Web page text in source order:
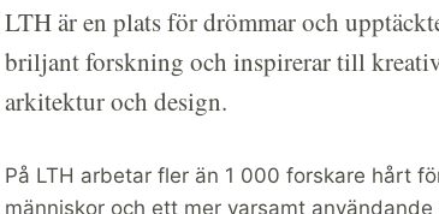
LTH är en plats för drömmar och
briljant forskning och inspirerar till
arkitektur och design.
På LTH arbetar fler än 1 000 forskare hårt
människor och ett mer varsamt